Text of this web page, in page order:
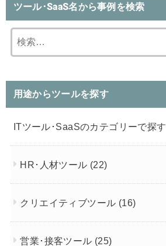
ツール･SaaS名から事例を検索
索:
用途からツールを探す
ITツール･SaaSのカテゴリーで探す
HR･人材ツール (22)
クリエイティブツール (16)
営業･接客ツール (25)